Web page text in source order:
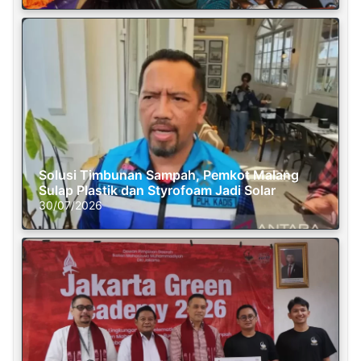
Solusi Timbunan Sampah, Pemkot Malang
Sulap Plastik dan Styrofoam Jadi Solar
30/07/2026